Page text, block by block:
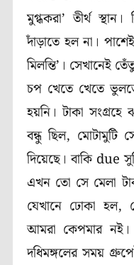
মুগ্ধকরা’ তীর্থ স্থান।
দাঁড়াতে হল না।
মিলন্তি’। সেখানেই
চপ খেতে খেতে
হয়নি। টাকা সংগ্রহে
বন্ধু ছিল, মোটামুটি
দিয়েছে। বাকি due
এখন তো সে মেলা
যেখানে ঢোকা হল,
আমরা কেপমার নই।
দধিমঙ্গলের সময়